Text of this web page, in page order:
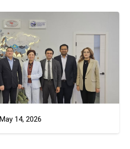
May 14, 2026